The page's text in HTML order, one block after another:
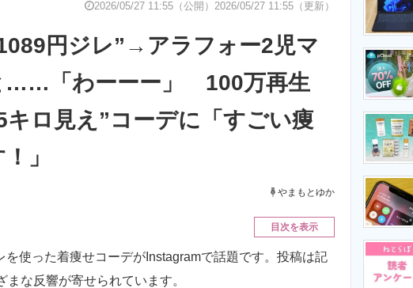
製造業のIT導入・活用を支援
エネルギーの専門メディア
2026/05/27 11:55（公開） 2026/05/27 11:55（更新）
円ジレ”→アラフォー2児マ
……「わーーー」 100万再生
キロ見え”コーデに「すごい痩
」
やまもとゆか
目次を表示
使った着痩せコーデがInstagramで話題です。投稿は記
な反響が寄せられています。